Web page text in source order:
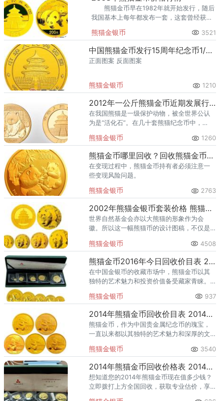
熊猫金币早在1982年就开始发行，随后
我国基本上每年都发布一套，这套曾经获得
得了广泛的关注。
熊猫金银币 3521
中国熊猫金币发行15周年纪念币1/4盎司熊猫金币
正面图案 反面图案
熊猫金银币 1210
2012年一公斤熊猫金币近期发展行情可观，是收藏爱好者不可或缺的
在我国熊猫是一级保护动物，被全世界公认
为是“活化石”。在几十套熊猫纪念币中，
熊猫金银币 1260
熊猫金币哪里回收？回收熊猫金币需要注意什么？
在变现过程中，熊猫金币持有者必须注意一
些变现风险问题。
熊猫金银币 2763
2002年熊猫金银币套装价格 熊猫金银币最新市场价格表
世界自然基金会亦以大熊猫的形象作为会
徽。所以这一幅熊猫币的设计图稿，不仅是
第一个作品，也是熊猫金币的第一个作品。
熊猫金银币 4508
熊猫金币2016年今日回收价目表 2016年熊猫金币值多少钱
在中国金银币的收藏市场中，熊猫金币以其
独特的艺术魅力和投资价值备受藏家青睐。
之作，其市场价值随着时间的推移而不断变
化。2016年熊猫金币的
熊猫金银币 937
2014年熊猫金币回收价目表 2014年熊猫金币市场价
熊猫金币，作为中国贵金属纪念币的瑰宝，
一直以来都以其独特的艺术魅力和深厚的文
其中，2014年熊猫金币套装更是因其限量发
行和独特设计而备受追捧。
熊猫金银币 3540
2014年熊猫金币回收价格表 2014年熊猫金币一套多少钱
想知道您的2014年熊猫金币现在值多少钱？
立即拨打上方全国回收，获取专业估价，享